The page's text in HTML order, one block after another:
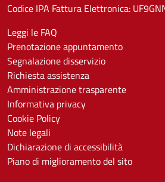
Codice IPA Fattura Elettronica:
Leggi le FAQ
Prenotazione appuntamento
Segnalazione disservizio
Richiesta assistenza
Amministrazione trasparente
Informativa privacy
Cookie Policy
Note legali
Dichiarazione di accessibilità
Piano di miglioramento del sito